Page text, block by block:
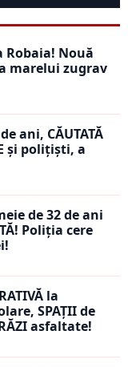
Robaia! Nouă
marelui zugrav
ani, CĂUTATĂ
și polițiști, a
de 32 de ani
Poliția cere
la
SPAȚII de
asfaltate!